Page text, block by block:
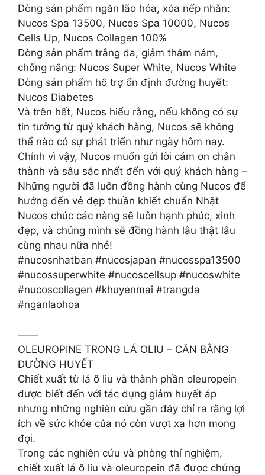
Dòng sản phẩm ngăn lão hóa, xóa nếp nhăn:
Nucos Spa 13500, Nucos Spa 10000, Nucos
Cells Up, Nucos Collagen 100%
Dòng sản phẩm trắng da, giảm thâm nám,
chống nắng: Nucos Super White, Nucos White
Dòng sản phẩm hỗ trợ ổn định đường huyết:
Nucos Diabetes
️Và trên hết, Nucos hiểu rằng, nếu không có sự
tin tưởng từ quý khách hàng, Nucos sẽ không
thể nào có sự phát triển như ngày hôm nay.
Chính vì vậy, Nucos muốn gửi lời cảm ơn chân
thành và sâu sắc nhất đến với quý khách hàng –
Những người đã luôn đồng hành cùng Nucos để
hướng đến vẻ đẹp thuần khiết chuẩn Nhật
Nucos chúc các nàng sẽ luôn hạnh phúc, xinh
đẹp, và chúng mình sẽ đồng hành lâu thật lâu
cùng nhau nữa nhé!
#nucosnhatban #nucosjapan #nucosspa13500
#nucossuperwhite #nucoscellsup #nucoswhite
#nucoscollagen #khuyenmai #trangda
#nganlaohoa
——
OLEUROPINE TRONG LÁ OLIU – CÂN BẰNG
ĐƯỜNG HUYẾT
Chiết xuất từ lá ô liu và thành phần oleuropein
được biết đến với tác dụng giảm huyết áp
nhưng những nghiên cứu gần đây chỉ ra rằng lợi
ích về sức khỏe của nó còn vượt xa hơn mong
đợi.
Trong các nghiên cứu và phòng thí nghiệm,
chiết xuất lá ô liu và oleuropein đã được chứng